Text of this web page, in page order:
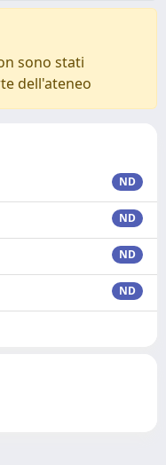
sono stati
dell'ateneo
ND
ND
ND
ND